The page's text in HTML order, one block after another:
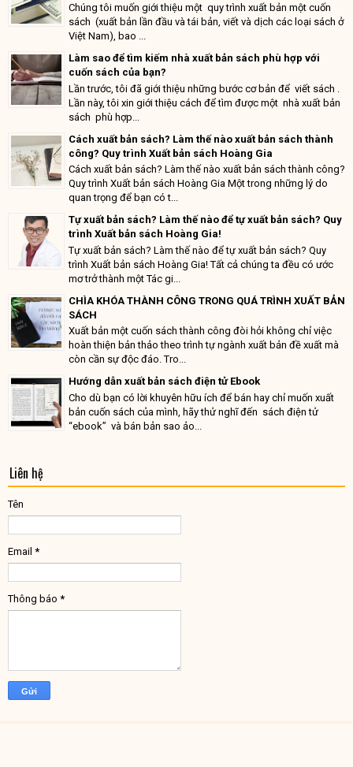
Chúng tôi muốn giới thiệu một quy trình xuất bản một cuốn
sách (xuất bản lần đầu và tái bản, viết và dịch các loại sách ở
Việt Nam), bao ...
Làm sao để tìm kiếm nhà xuất bản sách phù hợp với
cuốn sách của bạn?
Lần trước, tôi đã giới thiệu những bước cơ bản để viết sách .
Lần này, tôi xin giới thiệu cách để tìm được một nhà xuất bản
sách phù hợp...
Cách xuất bản sách? Làm thế nào xuất bản sách thành
công? Quy trình Xuất bản sách Hoàng Gia
Cách xuất bản sách? Làm thế nào xuất bản sách thành công?
Quy trình Xuất bản sách Hoàng Gia Một trong những lý do
quan trọng để bạn có t...
Tự xuất bản sách? Làm thế nào để tự xuất bản sách? Quy
trình Xuất bản sách Hoàng Gia!
Tự xuất bản sách? Làm thế nào để tự xuất bản sách? Quy
trình Xuất bản sách Hoàng Gia! Tất cả chúng ta đều có ước
mơ trở thành một Tác gi...
CHÌA KHÓA THÀNH CÔNG TRONG QUÁ TRÌNH XUẤT BẢN
SÁCH
Xuất bản một cuốn sách thành công đòi hỏi không chỉ việc
hoàn thiện bản thảo theo trình tự ngành xuất bản đề xuất mà
còn cần sự độc đáo. Tro...
Hướng dẫn xuất bản sách điện tử Ebook
Cho dù bạn có lời khuyên hữu ích để bán hay chỉ muốn xuất
bản cuốn sách của mình, hãy thử nghĩ đến sách điện tử
“ebook” và bán bản sao ảo...
Liên hệ
Tên
Email *
Thông báo *